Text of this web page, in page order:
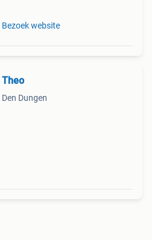
Bezoek website
Theo
Den Dungen